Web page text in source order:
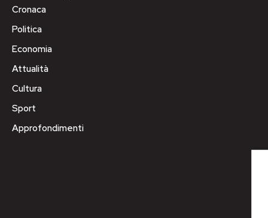
Cronaca
Politica
Economia
Attualità
Cultura
Sport
Approfondimenti